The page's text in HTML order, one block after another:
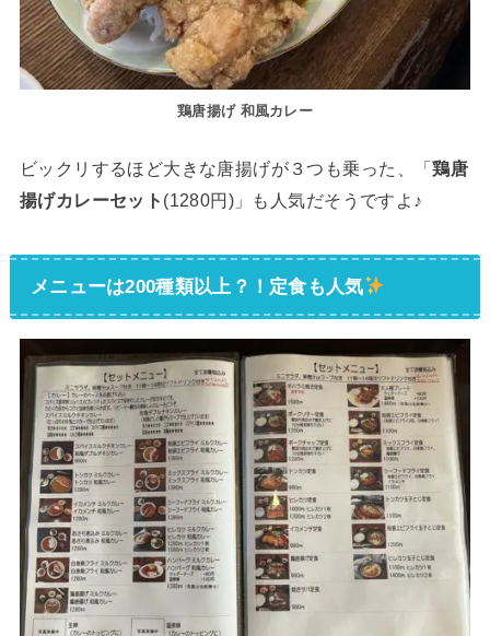
鶏唐揚げ 和風カレー
ビックリするほど大きな唐揚げが３つも乗った、「鶏唐
揚げカレーセット (1280円)」も人気だそうですよ♪
メニューは200種類以上？！定食も人気